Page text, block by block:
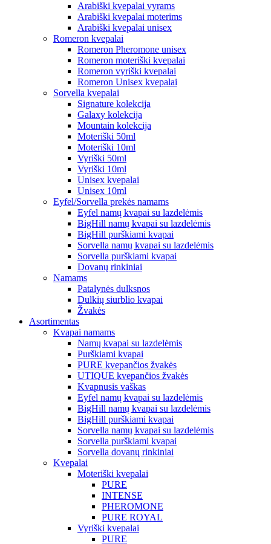
Arabiški kvepalai vyrams
Arabiški kvepalai moterims
Arabiški kvepalai unisex
Romeron kvepalai
Romeron Pheromone unisex
Romeron moteriški kvepalai
Romeron vyriški kvepalai
Romeron Unisex kvepalai
Sorvella kvepalai
Signature kolekcija
Galaxy kolekcija
Mountain kolekcija
Moteriški 50ml
Moteriški 10ml
Vyriški 50ml
Vyriški 10ml
Unisex kvepalai
Unisex 10ml
Eyfel/Sorvella prekės namams
Eyfel namų kvapai su lazdelėmis
BigHill namų kvapai su lazdelėmis
BigHill purškiami kvapai
Sorvella namų kvapai su lazdelėmis
Sorvella purškiami kvapai
Dovanų rinkiniai
Namams
Patalynės dulksnos
Dulkių siurblio kvapai
Žvakės
Asortimentas
Kvapai namams
Namų kvapai su lazdelėmis
Purškiami kvapai
PURE kvepančios žvakės
UTIQUE kvepančios žvakės
Kvapnusis vaškas
Eyfel namų kvapai su lazdelėmis
BigHill namų kvapai su lazdelėmis
BigHill purškiami kvapai
Sorvella namų kvapai su lazdelėmis
Sorvella purškiami kvapai
Sorvella dovanų rinkiniai
Kvepalai
Moteriški kvepalai
PURE
INTENSE
PHEROMONE
PURE ROYAL
Vyriški kvepalai
PURE